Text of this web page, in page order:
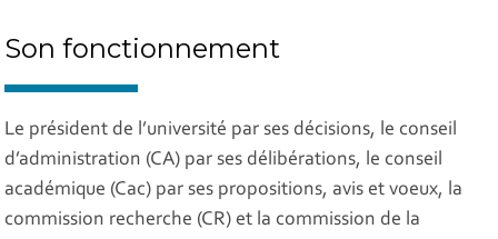
Son fonctionnement
Le président de l’université par ses décisions, le conseil
d’administration (CA) par ses délibérations, le conseil
académique (Cac) par ses propositions, avis et voeux, la
commission recherche (CR) et la commission de la